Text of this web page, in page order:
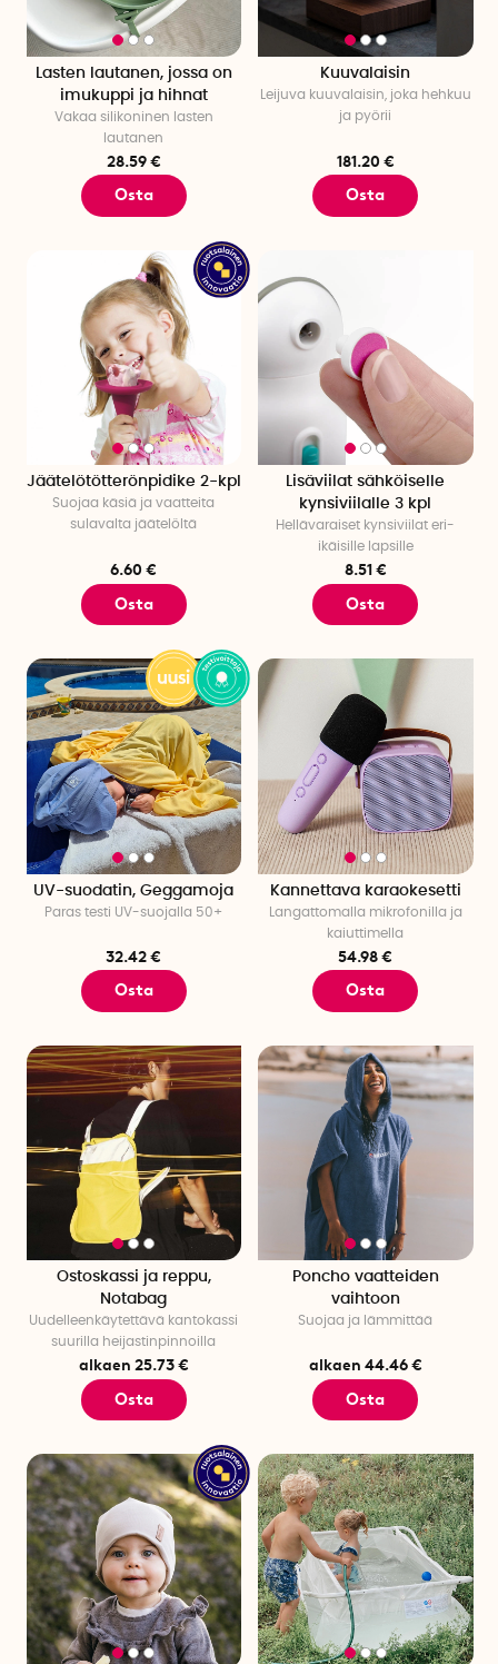
Lasten lautanen, jossa on
imukuppi ja hihnat
Vakaa silikoninen lasten
lautanen
28.59 €
Osta
Kuuvalaisin
Leijuva kuuvalaisin, joka hehkuu
ja pyörii
181.20 €
Osta
Jäätelötötterönpidike 2-kpl
Suojaa käsiä ja vaatteita
sulavalta jäätelöltä
6.60 €
Osta
Lisäviilat sähköiselle
kynsiviilalle 3 kpl
Hellävaraiset kynsiviilat eri-
ikäisille lapsille
8.51 €
Osta
UV-suodatin, Geggamoja
Paras testi UV-suojalla 50+
32.42 €
Osta
Kannettava karaokesetti
Langattomalla mikrofonilla ja
kaiuttimella
54.98 €
Osta
Ostoskassi ja reppu,
Notabag
Uudelleenkäytettävä kantokassi
suurilla heijastinpinnoilla
alkaen 25.73 €
Osta
Poncho vaatteiden
vaihtoon
Suojaa ja lämmittää
alkaen 44.46 €
Osta